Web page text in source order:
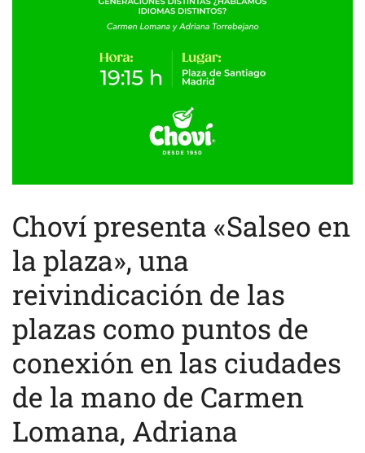
Choví presenta «Salseo en
la plaza», una
reivindicación de las
plazas como puntos de
conexión en las ciudades
de la mano de Carmen
Lomana, Adriana